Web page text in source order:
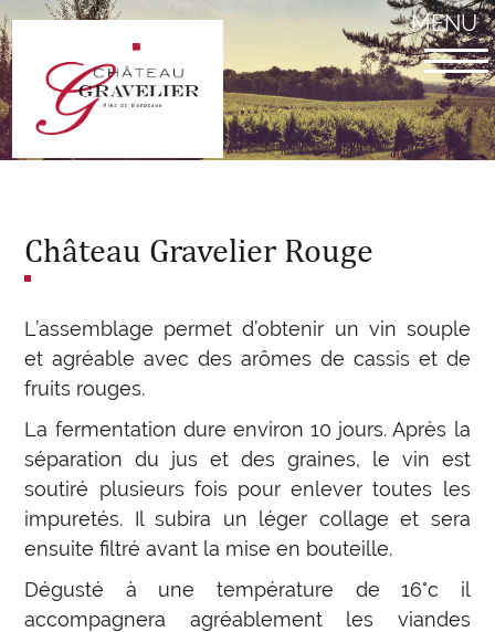
Aller
au
contenu
principal
MENU
Château Gravelier Rouge
L’assemblage permet d’obtenir un vin souple
et agréable avec des arômes de cassis et de
fruits rouges.
La fermentation dure environ 10 jours. Après la
séparation du jus et des graines, le vin est
soutiré plusieurs fois pour enlever toutes les
impuretés. Il subira un léger collage et sera
ensuite filtré avant la mise en bouteille.
Dégusté à une température de 16°c il
accompagnera agréablement les viandes